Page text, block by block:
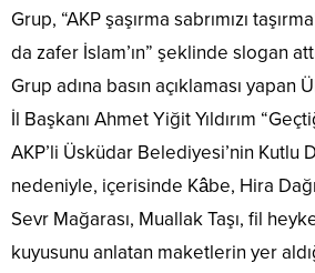
Grup, “AKP şaşırma sabrımızı
da zafer İslam’ın” şeklinde slogan
Grup adına basın açıklaması yapan
İl Başkanı Ahmet Yiğit Yıldırım
AKP’li Üsküdar Belediyesi’nin Kutlu
nedeniyle, içerisinde Kâbe, Hira
Sevr Mağarası, Muallak Taşı, fil
kuyusunu anlatan maketlerin yer